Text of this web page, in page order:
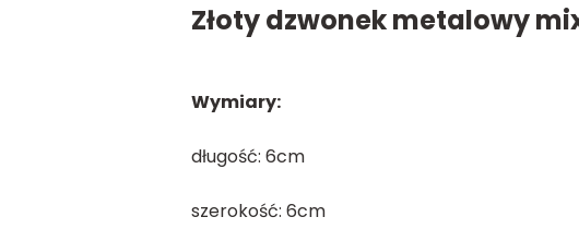
Złoty dzwonek metalowy
Wymiary:
długość: 6cm
szerokość: 6cm